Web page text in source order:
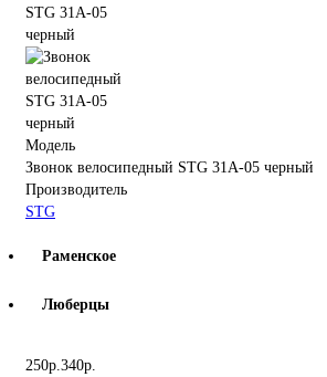
Модель
Звонок велосипедный STG 31А-05 черный
Производитель
STG
Раменское
Люберцы
250р.340р.